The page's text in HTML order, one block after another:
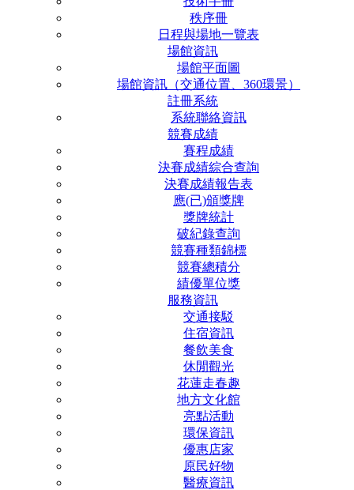
秩序冊
日程與場地一覽表
場館資訊
場館平面圖
場館資訊（交通位置、360環景）
註冊系統
系統聯絡資訊
競賽成績
賽程成績
決賽成績綜合查詢
決賽成績報告表
應(已)頒獎牌
獎牌統計
破紀錄查詢
競賽種類錦標
競賽總積分
績優單位獎
服務資訊
交通接駁
住宿資訊
餐飲美食
休閒觀光
花蓮走春趣
地方文化館
亮點活動
環保資訊
優惠店家
原民好物
醫療資訊